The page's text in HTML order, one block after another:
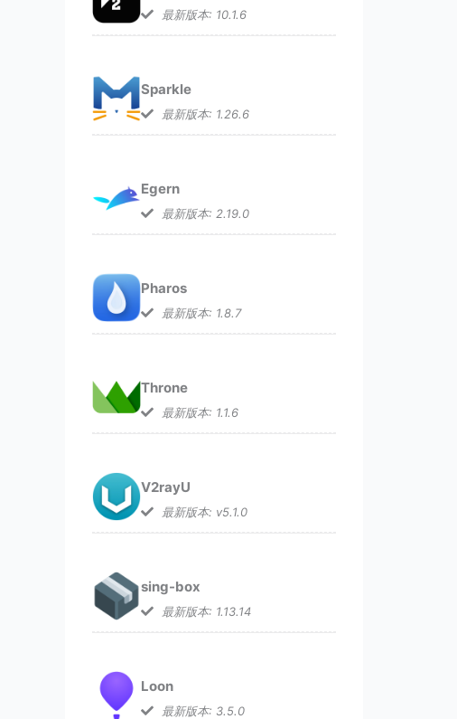
最新版本: 10.1.6
Sparkle
最新版本: 1.26.6
Egern
最新版本: 2.19.0
Pharos
最新版本: 1.8.7
Throne
最新版本: 1.1.6
V2rayU
最新版本: v5.1.0
sing-box
最新版本: 1.13.14
Loon
最新版本: 3.5.0